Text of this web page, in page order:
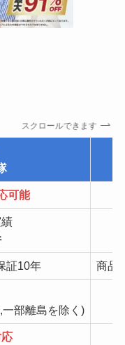
スクロールできます
可能
証10年 商品
部離島を除く)